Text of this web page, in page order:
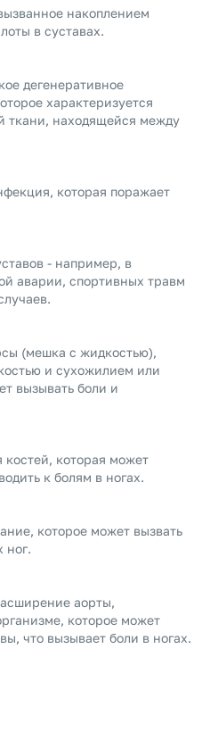
накоплением
в суставах.
дегенеративное
характеризуется
ткани, находящейся между
которая поражает
- например, в
аварии, спортивных травм
(мешка с жидкостью),
и сухожилием или
вызывать боли и
которая может
к болям в ногах.
которое может вызвать
ног.
аорты,
которое может
что вызывает боли в ногах.